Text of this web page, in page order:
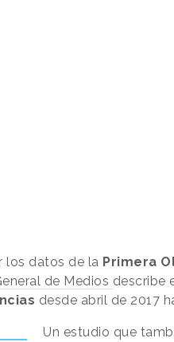
los datos de la Primera
de Medios describe
desde abril de 2017
Un estudio que